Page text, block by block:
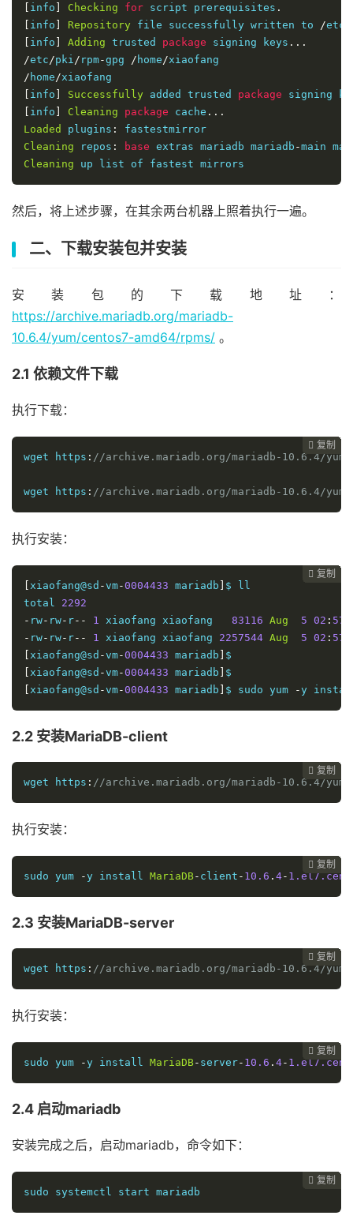
[ info ] Checking for script prerequisites .
[ info ] Repository file successfully written to /etc
[ info ] Adding trusted package signing keys ...
/etc /pki / rpm-gpg / home /
/ home /
[ info ] Successfully added trusted package
[ info ] Cleaning package cache ...
Loaded
plugins :
Cleaning repos : base extras mariadb mariadb -main
Cleaning up list of fastest mirrors
然后，将上述步骤，在其余两台机器上照着执行一遍。
二、下载安装包并安装
安装包的下载地址：
https://archive.mariadb.org/mariadb-
10.6.4/yum/centos7-amd64/rpms/ 。
2.1 依赖文件下载
执行下载：
 复制
 复制
 复制
 复制
 复制
 复制
 复制
 复制
 复制
 复制
 复制
 复制
 复制
 复制
 复制
 复制
 复制
 复制
 复制
 复制
 复制
 复制
 复制
 复制
 复制
 复制
 复制
 复制
 复制
 复制
 复制
wget https : //archive.mariadb.org/mariadb-10.6.4/yum/
wget https : //archive.mariadb.org/mariadb-10.6.4/yum/
执行安装：
 复制
 复制
 复制
 复制
 复制
 复制
 复制
 复制
 复制
 复制
 复制
 复制
 复制
 复制
 复制
 复制
 复制
 复制
 复制
 复制
 复制
 复制
 复制
 复制
 复制
 复制
 复制
 复制
 复制
 复制
[ xiaofang@sd -vm-0004433 mariadb ] $ ll
total 2292
- rw- rw- r-- 1 xiaofang xiaofang 83116 Aug 5 02 : 57
- rw- rw- r-- 1 xiaofang xiaofang 2257544 Aug 5 02 : 57
[ xiaofang@sd -vm-0004433 mariadb ]
[ xiaofang@sd -vm-0004433 mariadb ]
[ xiaofang@sd -vm-0004433 mariadb ] $ sudo yum -y
2.2 安装MariaDB-client
 复制
 复制
 复制
 复制
 复制
 复制
 复制
 复制
 复制
 复制
 复制
 复制
 复制
 复制
 复制
 复制
 复制
 复制
 复制
 复制
 复制
 复制
 复制
 复制
 复制
 复制
 复制
 复制
 复制
wget https : //archive.mariadb.org/mariadb-10.6.4/
执行安装：
 复制
 复制
 复制
 复制
 复制
 复制
 复制
 复制
 复制
 复制
 复制
 复制
 复制
 复制
 复制
 复制
 复制
 复制
 复制
 复制
 复制
 复制
 复制
 复制
 复制
 复制
 复制
 复制
sudo yum
-y install MariaDB- client - 10.6 . 4-
2.3 安装MariaDB-server
 复制
 复制
 复制
 复制
 复制
 复制
 复制
 复制
 复制
 复制
 复制
 复制
 复制
 复制
 复制
 复制
 复制
 复制
 复制
 复制
 复制
 复制
 复制
 复制
 复制
 复制
 复制
wget https : //archive.mariadb.org/mariadb-10.6.4/yum/
执行安装：
 复制
 复制
 复制
 复制
 复制
 复制
 复制
 复制
 复制
 复制
 复制
 复制
 复制
 复制
 复制
 复制
 复制
 复制
 复制
 复制
 复制
 复制
 复制
 复制
 复制
 复制
sudo yum
-y install MariaDB- server- 10.6 . 4-
2.4 启动mariadb
安装完成之后，启动mariadb，命令如下：
 复制
 复制
 复制
 复制
 复制
 复制
 复制
 复制
 复制
 复制
 复制
 复制
 复制
 复制
 复制
 复制
 复制
 复制
 复制
 复制
 复制
 复制
 复制
 复制
 复制
sudo systemctl start mariadb